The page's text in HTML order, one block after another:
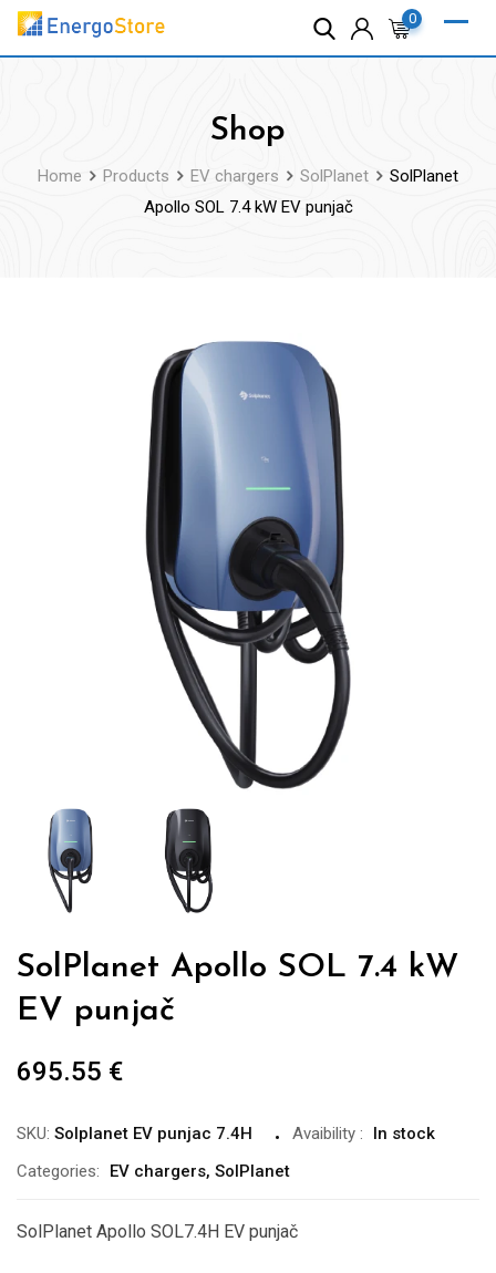
Skip
0
Shop
Home Products EV chargers SolPlanet
SolPlanet
Apollo SOL 7.4 kW EV punjač
SolPlanet Apollo SOL 7.4 kW
EV punjač
695.55 €
SKU: Solplanet EV punjac 7.4H Avaibility :
In stock
Categories:
EV chargers, SolPlanet
SolPlanet Apollo SOL7.4H EV punjač